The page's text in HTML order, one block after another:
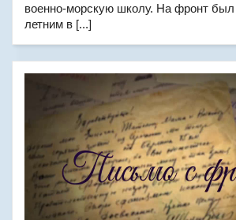
военно-морскую школу. На фронт был
летним в [...]